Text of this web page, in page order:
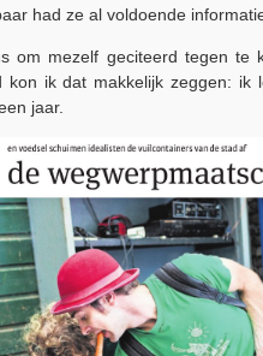
had ze al voldoende
om mezelf geciteerd tegen te
kon ik dat makkelijk zeggen: ik
jaar.